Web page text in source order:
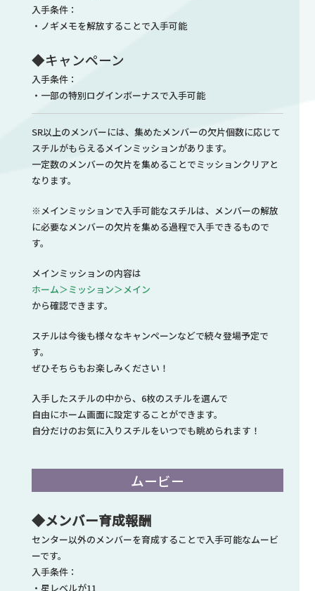
入手条件：
・ノギメモを解放することで入手可能
◆キャンペーン
入手条件：
・一部の特別ログインボーナスで入手可能
SR以上のメンバーには、集めたメンバーの欠片個数に応じて
スチルがもらえるメインミッションがあります。
一定数のメンバーの欠片を集めることでミッションクリアと
なります。
※メインミッションで入手可能なスチルは、メンバーの解放
に必要なメンバーの欠片を集める過程で入手できるもので
す。
メインミッションの内容は
ホーム＞ミッション＞メイン
から確認できます。
スチルは今後も様々なキャンペーンなどで続々登場予定で
す。
ぜひそちらもお楽しみください！
入手したスチルの中から、6枚のスチルを選んで
自由にホーム画面に設定することができます。
自分だけのお気に入りスチルをいつでも眺められます！
ムービー
◆メンバー育成報酬
センター以外のメンバーを育成することで入手可能なムービ
ーです。
入手条件：
・星レベルが11